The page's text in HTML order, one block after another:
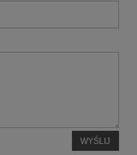
WYŚLIJ